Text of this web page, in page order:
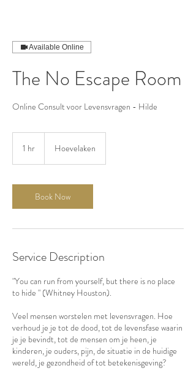
Available Online
The No Escape Room
Online Consult voor Levensvragen - Hilde
1 hr Hoevelaken
Book Now
Service Description
"You can run from yourself, but there is no place
to hide " (Whitney Houston).
Veel mensen worstelen met levensvragen. Hoe
verhoud je je tot de dood, tot de levensfase waarin
je je bevindt, tot de mensen om je heen, je
kinderen, je ouders, pijn, de situatie in de huidige
wereld, je gezondheid of tot betekenisgeving?